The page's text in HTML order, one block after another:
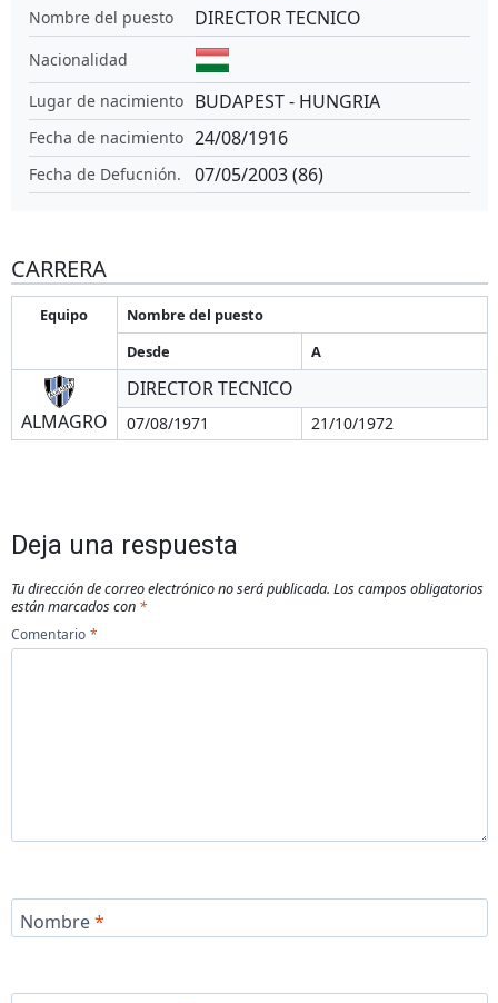
Nombre del puesto DIRECTOR TECNICO
Nacionalidad
Lugar de nacimiento
BUDAPEST - HUNGRIA
Fecha de nacimiento 24/08/1916
Fecha de Defucnión. 07/05/2003 (86)
CARRERA
Equipo
Nombre del puesto
Desde
A
ALMAGRO
DIRECTOR TECNICO
07/08/1971 21/10/1972
Deja una respuesta
Tu dirección de correo electrónico no será publicada. Los campos obligatorios
están marcados con *
Comentario *
Nombre*